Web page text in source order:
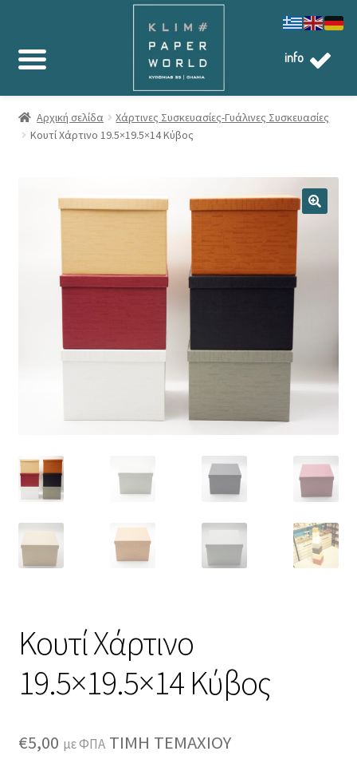
Αρχική σελίδα
Χάρτινες Συσκευασίες-Γυάλινες Συσκευασίες
Κουτί Χάρτινο 19.5×19.5×14 Κύβος
Κουτί Χάρτινο
19.5×19.5×14 Κύβος
€5,00 με ΦΠΑ ΤΙΜΗ ΤΕΜΑΧΙΟΥ
info